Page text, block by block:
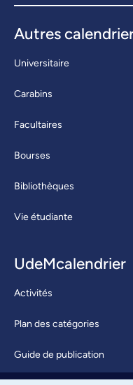
Autres
Universitaire
Carabins
Facultaires
Bourses
Bibliothèques
Vie étudiante
UdeMcalendrier
Activités
Plan des catégories
Guide de publication